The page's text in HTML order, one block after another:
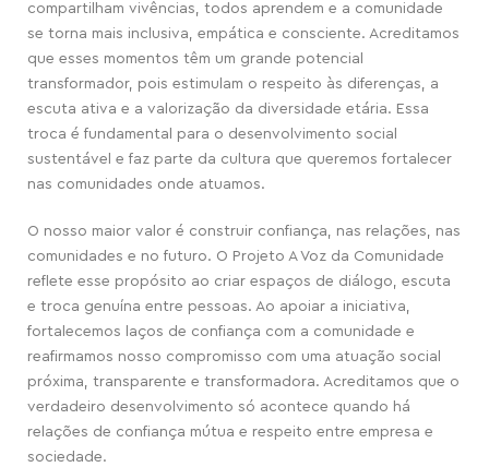
compartilham vivências, todos aprendem e a comunidade
se torna mais inclusiva, empática e consciente. Acreditamos
que esses momentos têm um grande potencial
transformador, pois estimulam o respeito às diferenças, a
escuta ativa e a valorização da diversidade etária. Essa
troca é fundamental para o desenvolvimento social
sustentável e faz parte da cultura que queremos fortalecer
nas comunidades onde atuamos.
O nosso maior valor é construir confiança, nas relações, nas
comunidades e no futuro. O Projeto A Voz da Comunidade
reflete esse propósito ao criar espaços de diálogo, escuta
e troca genuína entre pessoas. Ao apoiar a iniciativa,
fortalecemos laços de confiança com a comunidade e
reafirmamos nosso compromisso com uma atuação social
próxima, transparente e transformadora. Acreditamos que o
verdadeiro desenvolvimento só acontece quando há
relações de confiança mútua e respeito entre empresa e
sociedade.